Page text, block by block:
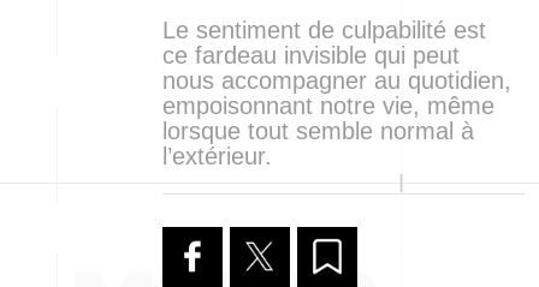
Le sentiment de culpabilité est
ce fardeau invisible qui peut
nous accompagner au quotidien,
empoisonnant notre vie, même
lorsque tout semble normal à
l’extérieur.